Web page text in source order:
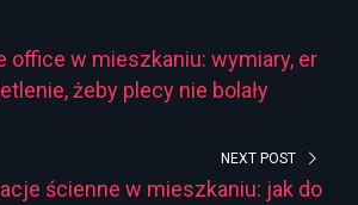
office w mieszkaniu: wymiary, er
żeby plecy nie bolały
NEXT POST
ścienne w mieszkaniu: jak do